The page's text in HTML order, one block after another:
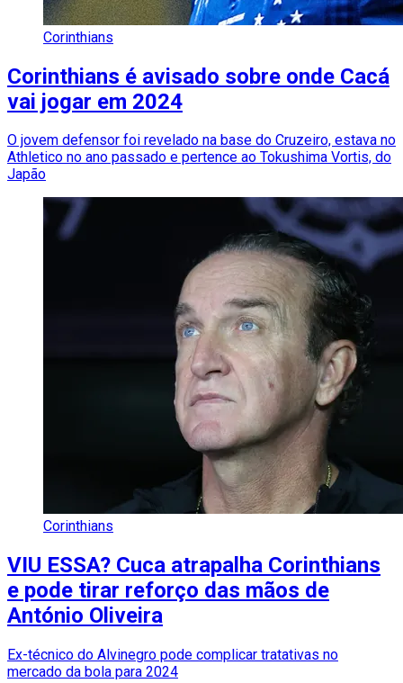
Corinthians
Corinthians é avisado sobre onde Cacá
vai jogar em 2024
O jovem defensor foi revelado na base do Cruzeiro, estava no
Athletico no ano passado e pertence ao Tokushima Vortis, do
Japão
Corinthians
VIU ESSA? Cuca atrapalha Corinthians
e pode tirar reforço das mãos de
António Oliveira
Ex-técnico do Alvinegro pode complicar tratativas no
mercado da bola para 2024